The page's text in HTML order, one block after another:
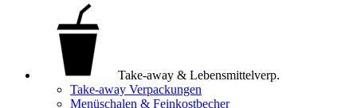
Take-away & Lebensmittelverp.
Take-away Verpackungen
Menüschalen & Feinkostbecher